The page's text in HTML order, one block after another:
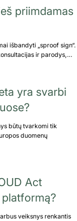
priimdamas
išbandyti „sproof sign“.
ir parodys,…
yra svarbi
būtų tvarkomi tik
duomenų
Act
veiksnys renkantis